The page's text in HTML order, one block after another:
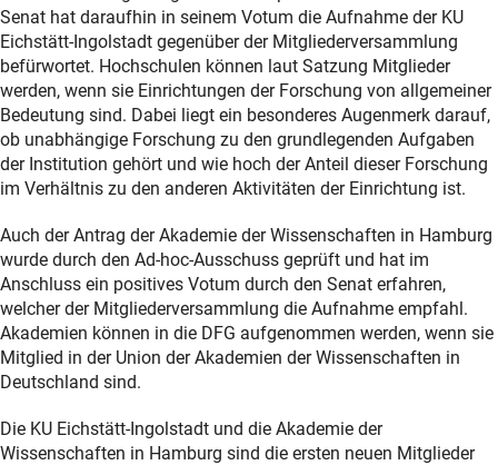
Senat hat daraufhin in seinem Votum die Aufnahme der KU
Eichstätt-Ingolstadt gegenüber der Mitgliederversammlung
befürwortet. Hochschulen können laut Satzung Mitglieder
werden, wenn sie Einrichtungen der Forschung von allgemeiner
Bedeutung sind. Dabei liegt ein besonderes Augenmerk darauf,
ob unabhängige Forschung zu den grundlegenden Aufgaben
der Institution gehört und wie hoch der Anteil dieser Forschung
im Verhältnis zu den anderen Aktivitäten der Einrichtung ist.
Auch der Antrag der Akademie der Wissenschaften in Hamburg
wurde durch den Ad-hoc-Ausschuss geprüft und hat im
Anschluss ein positives Votum durch den Senat erfahren,
welcher der Mitgliederversammlung die Aufnahme empfahl.
Akademien können in die DFG aufgenommen werden, wenn sie
Mitglied in der Union der Akademien der Wissenschaften in
Deutschland sind.
Die KU Eichstätt-Ingolstadt und die Akademie der
Wissenschaften in Hamburg sind die ersten neuen Mitglieder